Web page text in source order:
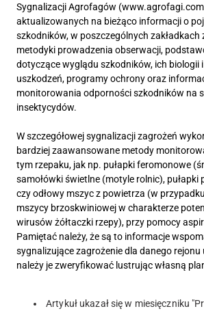
Sygnalizacji Agrofagów
aktualizowanych na bieżąco informacji o
szkodników, w poszczególnych zakładkach
metodyki prowadzenia obserwacji,
dotyczące wyglądu szkodników, ich biologii
uszkodzeń, programy ochrony oraz
monitorowania odporności szkodników na
insektycydów.
W szczegółowej sygnalizacji zagrożeń
bardziej zaawansowane metody
tym rzepaku, jak np. pułapki feromonowe
samołówki świetlne (motyle rolnic), pułapki
czy odłowy mszyc z powietrza (w
mszycy brzoskwiniowej w charakterze
wirusów żółtaczki rzepy), przy pomocy
Pamiętać należy, że są to informacje
sygnalizujące zagrożenie dla danego
należy je zweryfikować lustrując własną
Artykuł ukazał się w miesięczniku